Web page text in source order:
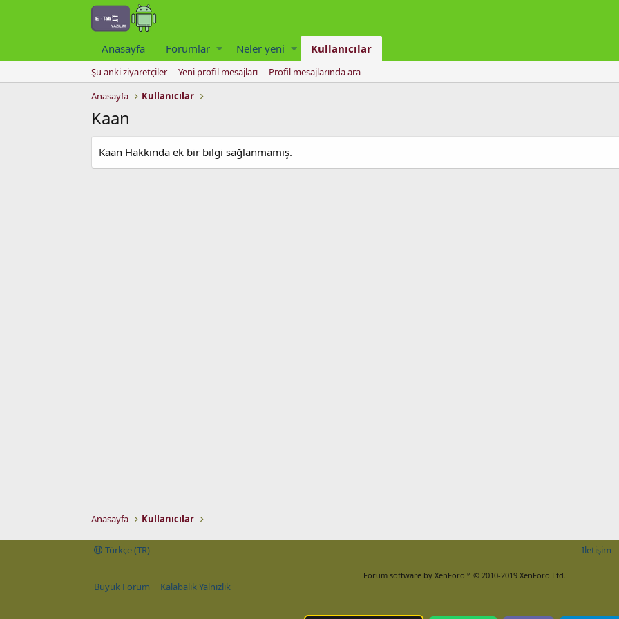
Anasayfa Forumlar Neler yeni Kullanıcılar
Şu anki ziyaretçiler Yeni profil mesajları
Profil mesajlarında ara
Anasayfa
Kullanıcılar
Kaan
Kaan Hakkında ek bir bilgi sağlanmamış.
Anasayfa Kullanıcılar
Türkçe (TR) İletişim
Forum software by XenForo™ © 2010-2019 XenForo Ltd.
Büyük Forum Kalabalık Yalnızlık